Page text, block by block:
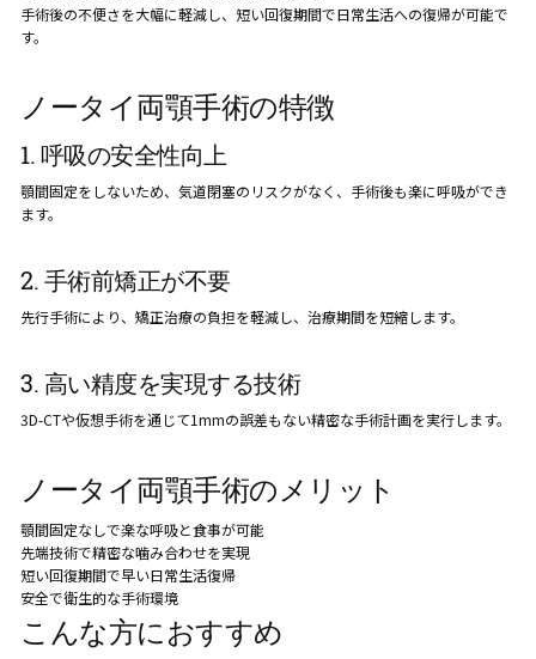
手術後の不便さを大幅に軽減し、短い回復期間で日常生活への復帰が可能で
す。
ノータイ両顎手術の特徴
1. 呼吸の安全性向上
顎間固定をしないため、気道閉塞のリスクがなく、手術後も楽に呼吸ができ
ます。
2. 手術前矯正が不要
先行手術により、矯正治療の負担を軽減し、治療期間を短縮します。
3. 高い精度を実現する技術
3D-CTや仮想手術を通じて1mmの誤差もない精密な手術計画を実行します。
ノータイ両顎手術のメリット
顎間固定なしで楽な呼吸と食事が可能
先端技術で精密な噛み合わせを実現
短い回復期間で早い日常生活復帰
安全で衛生的な手術環境
こんな方におすすめ